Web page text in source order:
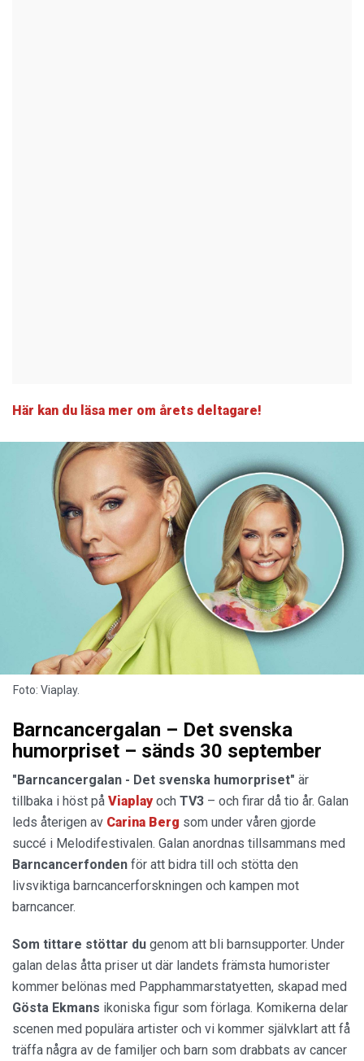
Här kan du läsa mer om årets deltagare!
Foto: Viaplay.
Barncancergalan – Det svenska
humorpriset – sänds 30 september
"Barncancergalan - Det svenska humorpriset" är
tillbaka i höst på Viaplayoch TV3 – och firar då tio år. Galan
leds återigen av Carina Berg som under våren gjorde
succé i Melodifestivalen. Galan anordnas tillsammans med
Barncancerfonden för att bidra till och stötta den
livsviktiga barncancerforskningen och kampen mot
barncancer.
Som tittare stöttar du genom att bli barnsupporter. Under
galan delas åtta priser ut där landets främsta humorister
kommer belönas med Papphammarstatyetten, skapad med
Gösta Ekmans ikoniska figur som förlaga. Komikerna delar
scenen med populära artister och vi kommer självklart att få
träffa några av de familjer och barn som drabbats av cancer